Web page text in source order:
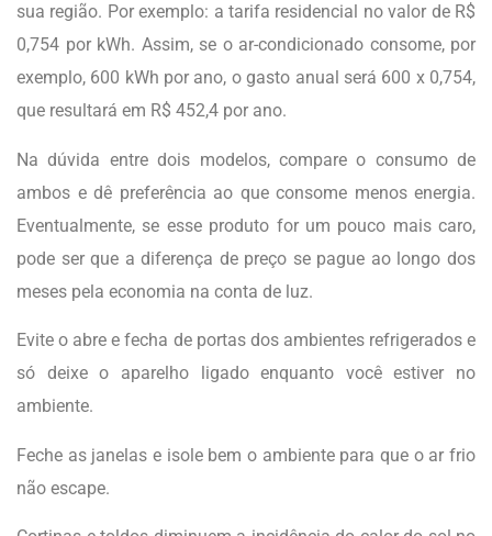
sua região. Por exemplo: a tarifa residencial no valor de R$
0,754 por kWh. Assim, se o ar-condicionado consome, por
exemplo, 600 kWh por ano, o gasto anual será 600 x 0,754,
que resultará em R$ 452,4 por ano.
Na dúvida entre dois modelos, compare o consumo de
ambos e dê preferência ao que consome menos energia.
Eventualmente, se esse produto for um pouco mais caro,
pode ser que a diferença de preço se pague ao longo dos
meses pela economia na conta de luz.
Evite o abre e fecha de portas dos ambientes refrigerados e
só deixe o aparelho ligado enquanto você estiver no
ambiente.
Feche as janelas e isole bem o ambiente para que o ar frio
não escape.